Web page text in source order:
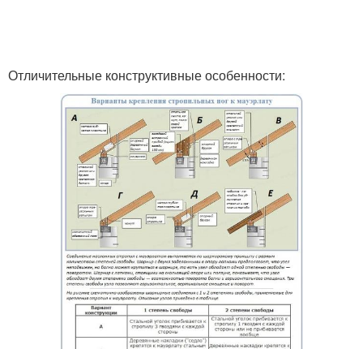
Отличительные конструктивные особенности: